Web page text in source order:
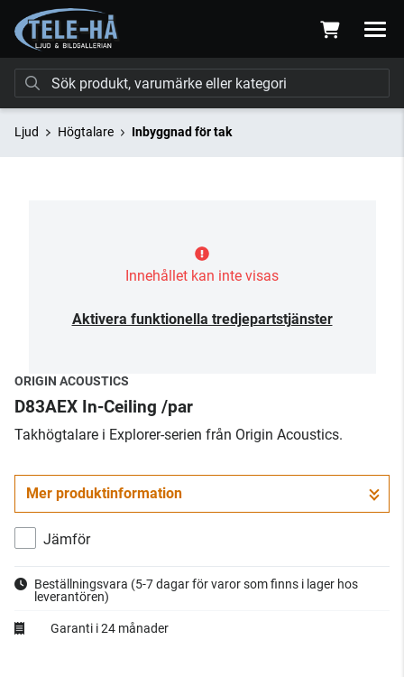
Ljud Högtalare Inbyggnad för tak
Innehållet kan inte visas
Aktivera funktionella tredjepartstjänster
ORIGIN ACOUSTICS
D83AEX In-Ceiling /par
​Takhögtalare i Explorer-serien från Origin Acoustics.
Mer produktinformation
Jämför
Beställningsvara (5-7 dagar för varor som finns i lager hos
leverantören)
Garanti i 24 månader